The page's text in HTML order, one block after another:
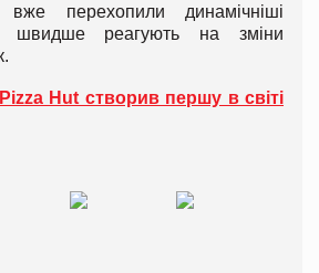
перехопили динамічніші
швидше реагують на зміни
Pizza Hut створив першу в світі